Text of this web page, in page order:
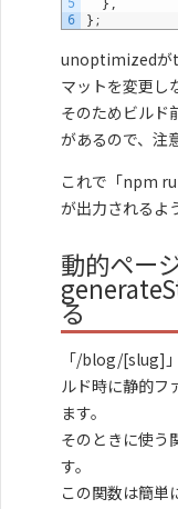
6
} ;
unoptimizedが
マットを変更し
そのためビルド
があるので、注
これで「npm
が出力されるよ
動的ペー
る
「/blog/[slug]
ルド時に静的フ
ます。
そのときに使
す。
この関数は簡単